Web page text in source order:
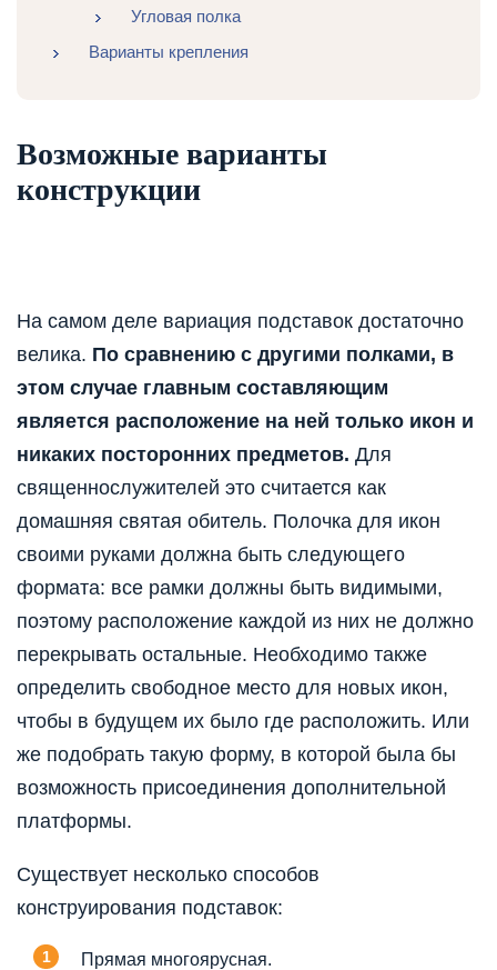
Угловая полка
Варианты крепления
Возможные варианты
конструкции
На самом деле вариация подставок достаточно
велика. По сравнению с другими полками, в
этом случае главным составляющим
является расположение на ней только икон и
никаких посторонних предметов. Для
священнослужителей это считается как
домашняя святая обитель. Полочка для икон
своими руками должна быть следующего
формата: все рамки должны быть видимыми,
поэтому расположение каждой из них не должно
перекрывать остальные. Необходимо также
определить свободное место для новых икон,
чтобы в будущем их было где расположить. Или
же подобрать такую форму, в которой была бы
возможность присоединения дополнительной
платформы.
Существует несколько способов
конструирования подставок:
Прямая многоярусная.